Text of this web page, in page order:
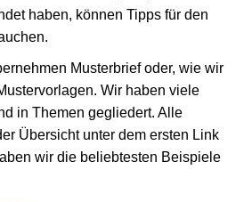
haben, können Tipps für den
Musterbrief oder, wie wir
Wir haben viele
in Themen gegliedert. Alle
Übersicht unter dem ersten Link
wir die beliebtesten Beispiele